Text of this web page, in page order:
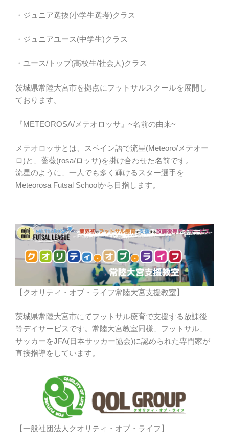
・ジュニア選抜(小学生選考)クラス
・ジュニアユース(中学生)クラス
・ユース/トップ(高校生/社会人)クラス
茨城県常陸大宮市を拠点にフットサルスクールを展開し
ております。
『METEOROSA/メテオロッサ』~名前の由来~
メテオロッサとは、スペイン語で流星(Meteoro/メテオー
ロ)と、薔薇(rosa/ロッサ)を掛け合わせた名前です。
流星のように、一人でも多く輝けるスター選手を
Meteorosa Futsal Schoolから目指します。
【クオリティ・オブ・ライフ常陸大宮支援教室】
茨城県常陸大宮市にてフットサル療育で支援する放課後
等デイサービスです。常陸大宮教室同様、フットサル、
サッカーをJFA(日本サッカー協会)に認められた専門家が
直接指導をしています。
【一般社団法人クオリティ・オブ・ライフ】